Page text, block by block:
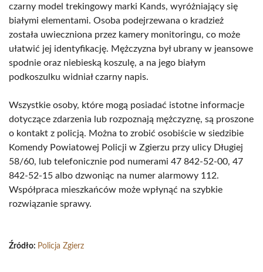
czarny model trekingowy marki Kands, wyróżniający się
białymi elementami. Osoba podejrzewana o kradzież
została uwieczniona przez kamery monitoringu, co może
ułatwić jej identyfikację. Mężczyzna był ubrany w jeansowe
spodnie oraz niebieską koszulę, a na jego białym
podkoszulku widniał czarny napis.
Wszystkie osoby, które mogą posiadać istotne informacje
dotyczące zdarzenia lub rozpoznają mężczyznę, są proszone
o kontakt z policją. Można to zrobić osobiście w siedzibie
Komendy Powiatowej Policji w Zgierzu przy ulicy Długiej
58/60, lub telefonicznie pod numerami 47 842-52-00, 47
842-52-15 albo dzwoniąc na numer alarmowy 112.
Współpraca mieszkańców może wpłynąć na szybkie
rozwiązanie sprawy.
Źródło: Policja Zgierz